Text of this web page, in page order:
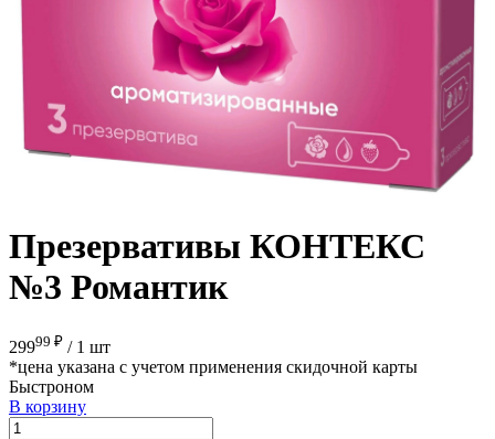
Презервативы КОНТЕКС
№3 Романтик
29999 ₽ / 1 шт
*цена указана с учетом применения скидочной карты
Быстроном
В корзину